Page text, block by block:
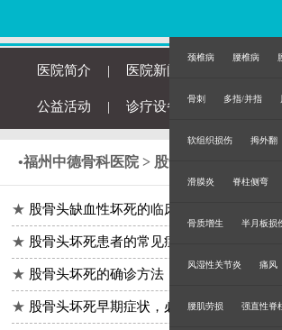
颈椎病 腰椎病
骨刺 多指/并指
软组织损伤 拇外翻
滑膜炎 脊柱侧弯
骨质增生 半月板损
风湿性关节炎 痛风
腰肌劳损 强直性脊
医院简介 | 医院新闻
公益活动 | 诊疗设备 | 康复案例
•福州中德骨科医院> 股骨头坏死
★ 股骨头缺血性坏死的临床表现如何？
★ 股骨头坏死患者的常见症状？
★ 股骨头坏死的确诊方法
★ 股骨头坏死早期症状，必须了解的问题